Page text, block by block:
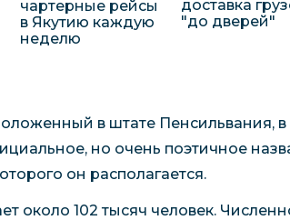
чартерные рейсы
в Якутию каждую
неделю
доставка
"до дверей"
в штате Пенсильвания,
но очень поэтичное
он располагается.
около 102 тысяч человек.